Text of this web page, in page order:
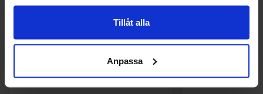
Tillåt alla
Anpassa
Juicy Drop Gummies & Sour Gel Xtreme
2.29